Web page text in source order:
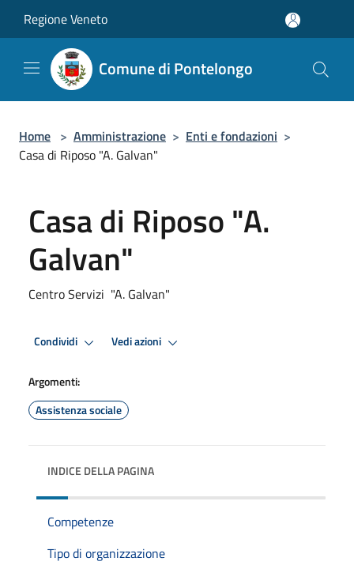
Regione Veneto
Comune di Pontelongo
Home > Amministrazione > Enti e fondazioni >
Casa di Riposo "A. Galvan"
Casa di Riposo "A.
Galvan"
Centro Servizi "A. Galvan"
Condividi Vedi azioni
Argomenti:
Assistenza sociale
INDICE DELLA PAGINA
Competenze
Tipo di organizzazione